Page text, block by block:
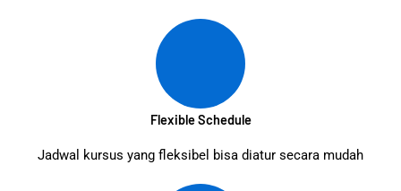
Flexible Schedule
Jadwal kursus yang fleksibel bisa diatur secara mudah